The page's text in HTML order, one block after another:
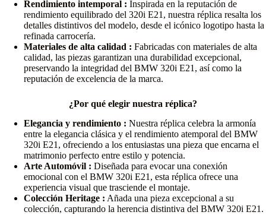
Rendimiento intemporal : Inspirada en la reputación de
rendimiento equilibrado del 320i E21, nuestra réplica resalta los
detalles distintivos del modelo, desde el icónico logotipo hasta la
refinada carrocería.
Materiales de alta calidad : Fabricadas con materiales de alta
calidad, las piezas garantizan una durabilidad excepcional,
preservando la integridad del BMW 320i E21, así como la
reputación de excelencia de la marca.
¿Por qué elegir nuestra réplica?
Elegancia y rendimiento : Nuestra réplica celebra la armonía
entre la elegancia clásica y el rendimiento atemporal del BMW
320i E21, ofreciendo a los entusiastas una pieza que encarna el
matrimonio perfecto entre estilo y potencia.
Arte Automóvil : Diseñada para evocar una conexión
emocional con el BMW 320i E21, esta réplica ofrece una
experiencia visual que trasciende el montaje.
Colección Heritage : Añada una pieza excepcional a su
colección, capturando la herencia distintiva del BMW 320i E21.